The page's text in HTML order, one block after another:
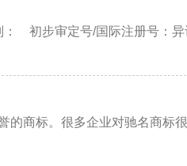
初步审定号/国际注册
商标。很多企业对驰名商标